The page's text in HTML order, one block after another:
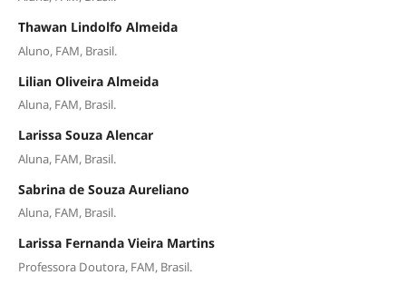
Thawan Lindolfo Almeida
Aluno, FAM, Brasil.
Lilian Oliveira Almeida
Aluna, FAM, Brasil.
Larissa Souza Alencar
Aluna, FAM, Brasil.
Sabrina de Souza Aureliano
Aluna, FAM, Brasil.
Larissa Fernanda Vieira Martins
Professora Doutora, FAM, Brasil.